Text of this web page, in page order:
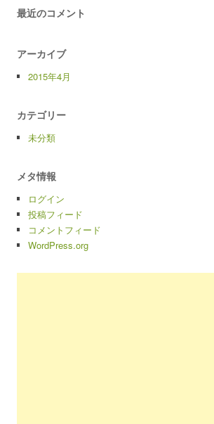
最近のコメント
アーカイブ
2015年4月
カテゴリー
未分類
メタ情報
ログイン
投稿フィード
コメントフィード
WordPress.org